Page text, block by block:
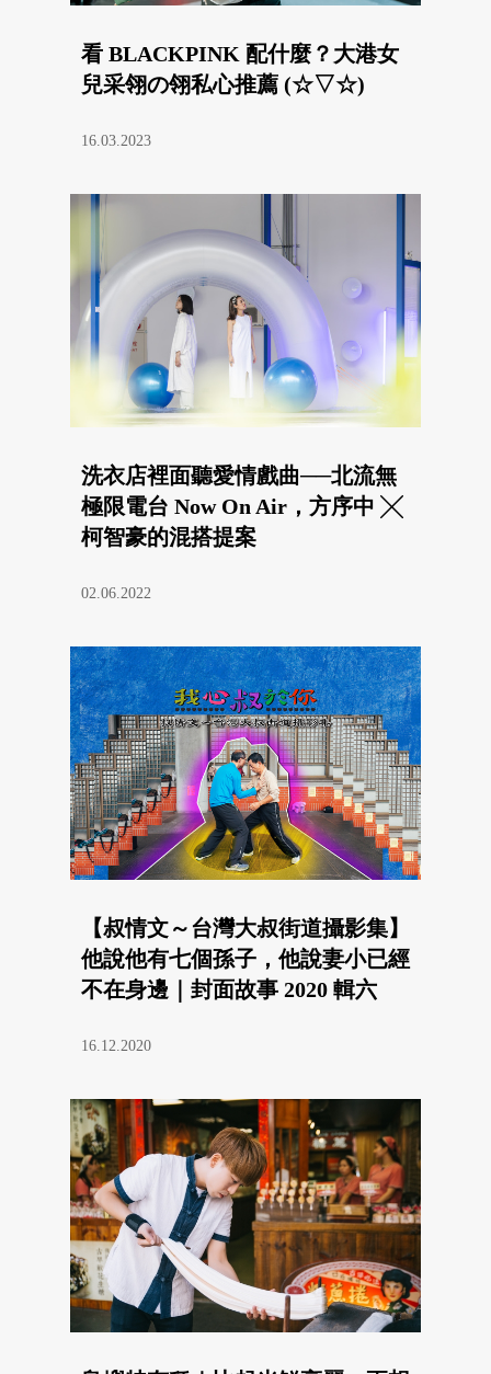
看 BLACKPINK 配什麼？大港女
兒采翎の翎私心推薦 (☆▽☆)
16.03.2023
洗衣店裡面聽愛情戲曲──北流無
極限電台 Now On Air，方序中 ╳
柯智豪的混搭提案
02.06.2022
【叔情文～台灣大叔街道攝影集】
他說他有七個孫子，他說妻小已經
不在身邊｜封面故事 2020 輯六
16.12.2020